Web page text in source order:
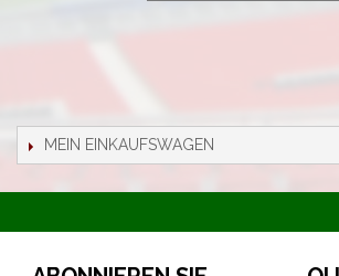
MEIN EINKAUFSWAGEN